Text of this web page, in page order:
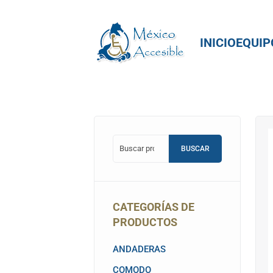
BUSCAR
CATEGORÍAS DE
PRODUCTOS
ANDADERAS
COMODO